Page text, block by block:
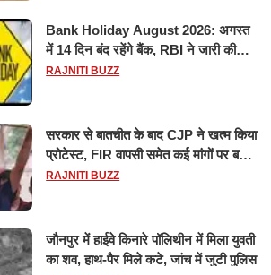
Bank Holiday August 2026: अगस्त
में 14 दिन बंद रहेंगे बैंक, RBI ने जारी की
छुट्टियों की लिस्ट​​​​​​​
RAJNITI BUZZ
सरकार से बातचीत के बाद CJP ने खत्म किया
प्रोटेस्ट, FIR वापसी समेत कई मांगों पर बनी
सहमति
RAJNITI BUZZ
जौनपुर में हाईवे किनारे पॉलिथीन में मिला युवती
का शव, हाथ-पैर मिले कटे, जांच में जुटी पुलिस